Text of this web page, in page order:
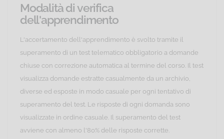
Modalità di verifica
dell'apprendimento
L'accertamento dell'apprendimento è svolto tramite il
superamento di un test telematico obbligatorio a domande
chiuse con correzione automatica al termine del corso. Il test
visualizza domande estratte casualmente da un archivio,
diverse ed esposte in modo casuale per ogni tentativo di
superamento del test. Le risposte di ogni domanda sono
visualizzate in ordine casuale. Il superamento del test
avviene con almeno l'80% delle risposte corrette.